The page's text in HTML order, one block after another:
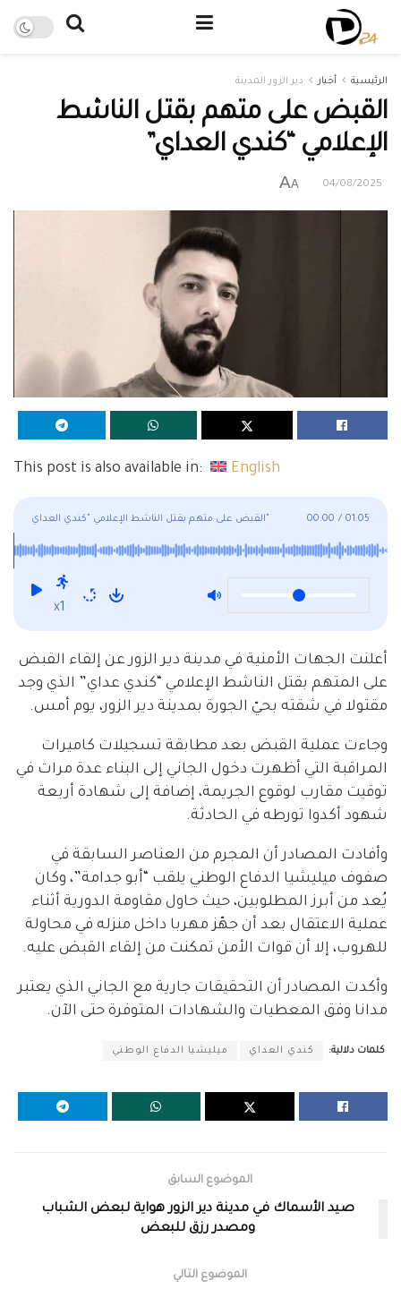
الرئيسية أخبار دير الزور المدينة
القبض على متهم بقتل الناشط
الإعلامي “كندي العداي”
04/08/2025
A
A
This post is also available in: English
القبض على متهم بقتل الناشط الإعلامي "كندي العداي" 00:00 / 01:05
x1
أعلنت الجهات الأمنية في مدينة دير الزور عن إلقاء القبض
على المتهم بقتل الناشط الإعلامي “كندي عداي” الذي وجد
مقتولا في شقته بحيّ الجورة بمدينة دير الزور، يوم أمس.
وجاءت عملية القبض بعد مطابقة تسجيلات كاميرات
المراقبة التي أظهرت دخول الجاني إلى البناء عدة مرات في
توقيت مقارب لوقوع الجريمة، إضافة إلى شهادة أربعة
شهود أكدوا تورطه في الحادثة.
وأفادت المصادر أن المجرم من العناصر السابقة في
صفوف ميليشيا الدفاع الوطني يلقب “أبو جدامة”، وكان
يُعد من أبرز المطلوبين، حيث حاول مقاومة الدورية أثناء
عملية الاعتقال بعد أن جهّز مهربا داخل منزله في محاولة
للهروب، إلا أن قوات الأمن تمكنت من إلقاء القبض عليه.
وأكدت المصادر أن التحقيقات جارية مع الجاني الذي يعتبر
مدانا وفق المعطيات والشهادات المتوفرة حتى الآن.
كلمات دلالية: كندي العداي ميليشيا الدفاع الوطني
الموضوع السابق
صيد الأسماك في مدينة دير الزور هواية لبعض الشباب
ومصدر رزق للبعض
الموضوع التالي